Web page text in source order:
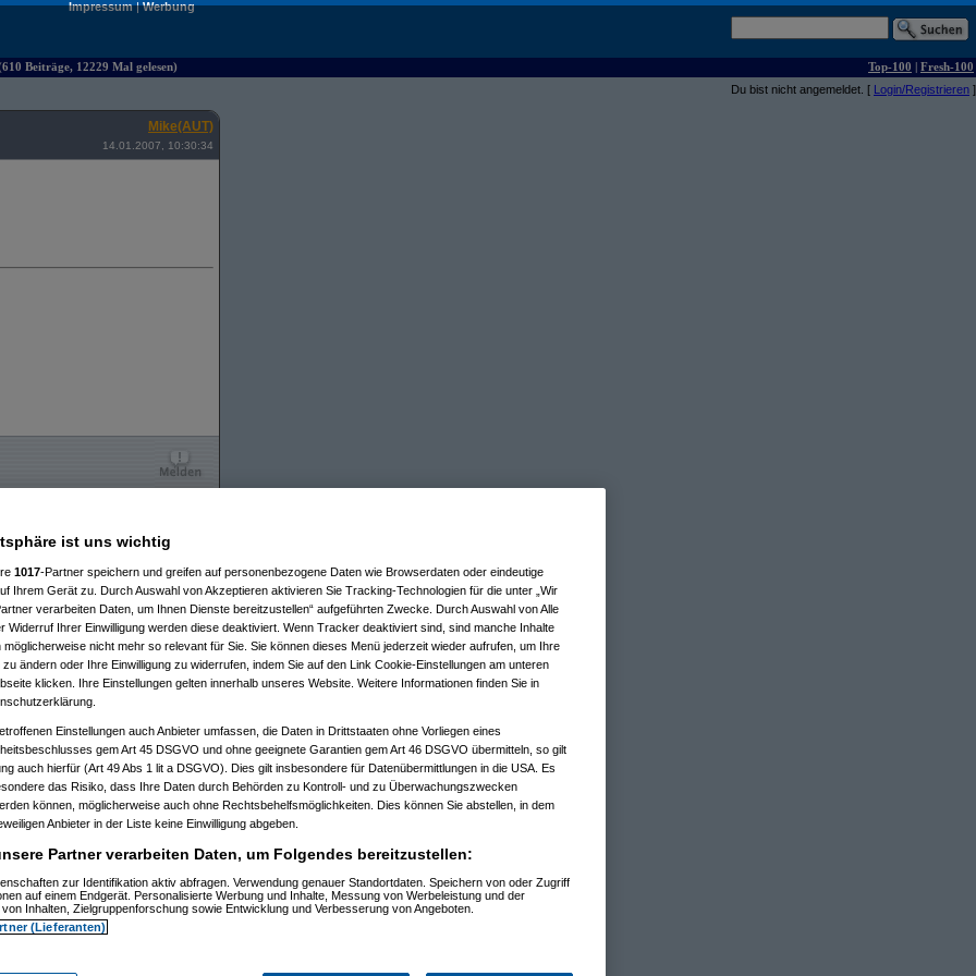
Impressum|Werbung
Beiträge, 12229 Mal gelesen) Top-100 | Fresh-100
Du bist nicht angemeldet. [ Login/Registrieren ]
Mike(AUT)
14.01.2007, 10:30:34
10:52:44)
11:01:21)
11:27:44)
14:15:42)
14:17:28)
am 15.01.2007, 12:42:30)
10:55:38)
11:02:48)
11:17:13)
11:30:04)
11:35:10)
08:06:40)
08:19:08)
resetam 15.01.2007, 13:35:59)
(resetam 16.01.2007, 09:21:51)
(Flipam 16.01.2007, 21:40:15)
15.01.2007, 16:49:41)
am 15.01.2007, 17:34:16)
(Flipam 15.01.2007, 21:31:36)
ist uns wichtig
1017-Partner speichern und greifen auf personenbezogene Daten wie Browserdaten oder eindeutige
Ihrem Gerät zu. Durch Auswahl von Akzeptieren aktivieren Sie Tracking-Technologien für die unter „Wir
verarbeiten Daten, um Ihnen Dienste bereitzustellen“ aufgeführten Zwecke. Durch Auswahl von Alle
Widerruf Ihrer Einwilligung werden diese deaktiviert. Wenn Tracker deaktiviert sind, sind manche Inhalte
möglicherweise nicht mehr so relevant für Sie. Sie können dieses Menü jederzeit wieder aufrufen, um Ihre
zu ändern oder Ihre Einwilligung zu widerrufen, indem Sie auf den Link Cookie-Einstellungen am unteren
klicken. Ihre Einstellungen gelten innerhalb unseres Website. Weitere Informationen finden Sie in
Einstellungen auch Anbieter umfassen, die Daten in Drittstaaten ohne Vorliegen eines
gem Art 45 DSGVO und ohne geeignete Garantien gem Art 46 DSGVO übermitteln, so gilt
auch hierfür (Art 49 Abs 1 lit a DSGVO). Dies gilt insbesondere für Datenübermittlungen in die USA. Es
das Risiko, dass Ihre Daten durch Behörden zu Kontroll- und zu Überwachungszwecken
können, möglicherweise auch ohne Rechtsbehelfsmöglichkeiten. Dies können Sie abstellen, in dem
Anbieter in der Liste keine Einwilligung abgeben.
Partner verarbeiten Daten, um Folgendes bereitzustellen:
zur Identifikation aktiv abfragen. Verwendung genauer Standortdaten. Speichern von oder Zugriff
auf einem Endgerät. Personalisierte Werbung und Inhalte, Messung von Werbeleistung und der
Inhalten, Zielgruppenforschung sowie Entwicklung und Verbesserung von Angeboten.
(Lieferanten)